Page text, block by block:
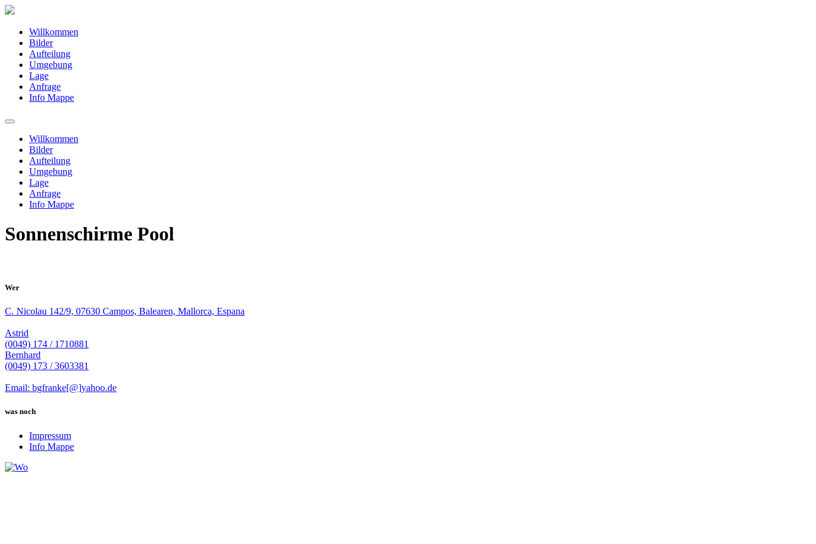
Willkommen
Bilder
Aufteilung
Umgebung
Lage
Anfrage
Info Mappe
Willkommen
Bilder
Aufteilung
Umgebung
Lage
Anfrage
Info Mappe
Sonnenschirme Pool
Wer
C. Nicolau 142/9, 07630 Campos, Balearen, Mallorca, Espana
Astrid
(0049) 174 / 1710881
Bernhard
(0049) 173 / 3603381
Email: bgfranke[@]yahoo.de
was noch
Impressum
Info Mappe